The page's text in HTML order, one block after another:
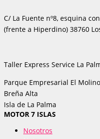
C/ La Fuente nº8, esquina
(frente a Hiperdino) 38760
Taller Express Service La
Parque Empresarial El Molino
Breña Alta
Isla de La Palma
MOTOR 7 ISLAS
Nosotros